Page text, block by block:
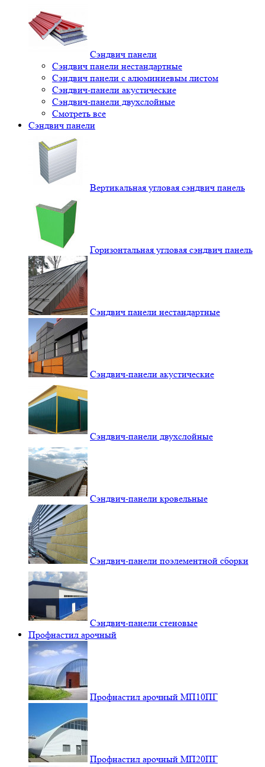
Сэндвич панели
Сэндвич панели нестандартные
Сэндвич панели с алюминиевым листом
Сэндвич-панели акустические
Сэндвич-панели двухслойные
Смотреть все
Сэндвич панели
Вертикальная угловая сэндвич панель
Горизонтальная угловая сэндвич панель
Сэндвич панели нестандартные
Сэндвич-панели акустические
Сэндвич-панели двухслойные
Сэндвич-панели кровельные
Сэндвич-панели поэлементной сборки
Сэндвич-панели стеновые
Профнастил арочный
Профнастил арочный МП10ПГ
Профнастил арочный МП20ПГ